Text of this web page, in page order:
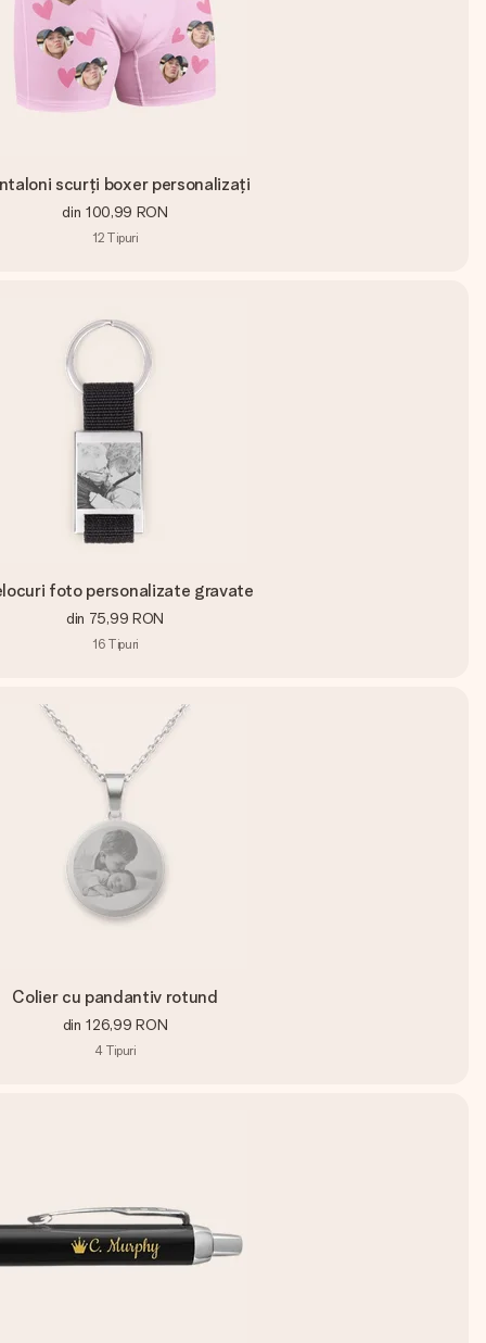
scurți boxer personalizați
din 100,99 RON
12 Tipuri
foto personalizate gravate
din 75,99 RON
16 Tipuri
Colier cu pandantiv rotund
din 126,99 RON
4 Tipuri